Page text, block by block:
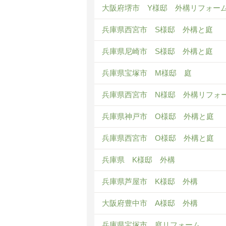
大阪府堺市 Y様邸 外構リフォー
兵庫県西宮市 S様邸 外構と庭
兵庫県尼崎市 S様邸 外構と庭
兵庫県宝塚市 M様邸 庭
兵庫県西宮市 N様邸 外構リフォ
兵庫県神戸市 O様邸 外構と庭
兵庫県西宮市 O様邸 外構と庭
兵庫県 K様邸 外構
兵庫県芦屋市 K様邸 外構
大阪府豊中市 A様邸 外構